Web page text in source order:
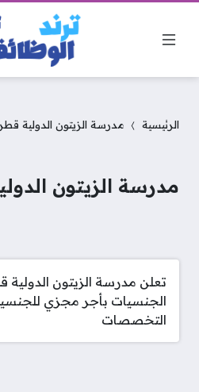
الرئيسية مدرسة الزيتون الدولية
مدرسة الزيتون
تعلن مدرسة الزيتون
الجنسيات بأجر مجزي
التخصصات